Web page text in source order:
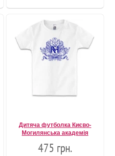
Дитяча футболка Києво-
Могилянська академія
475 грн.